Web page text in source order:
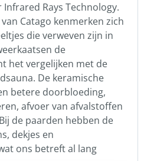
Infrared Rays Technology.
Catago kenmerken zich
die verweven zijn in
de
het vergelijken met de
De keramische
betere doorbloeding,
afvoer van afvalstoffen
de paarden hebben de
dekjes en
ons betreft al lang